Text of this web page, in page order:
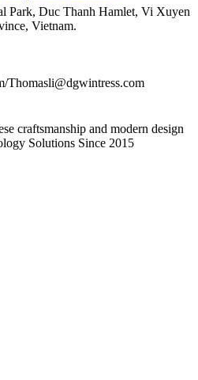
Park, Duc Thanh Hamlet, Vi Xuyen
Vietnam.
Thomasli@dgwintress.com
craftsmanship and modern design
Solutions Since 2015